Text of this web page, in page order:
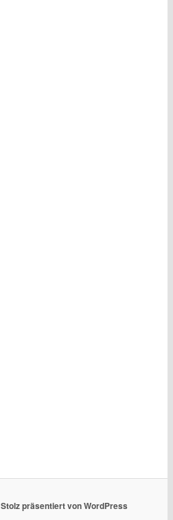
Stolz präsentiert von WordPress